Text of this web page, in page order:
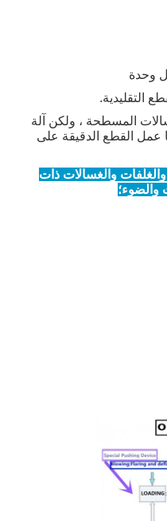
المسطحة ، ولكن آلة
عمل القطع الدقيقة على
والغسالات ذات
والضوء؛